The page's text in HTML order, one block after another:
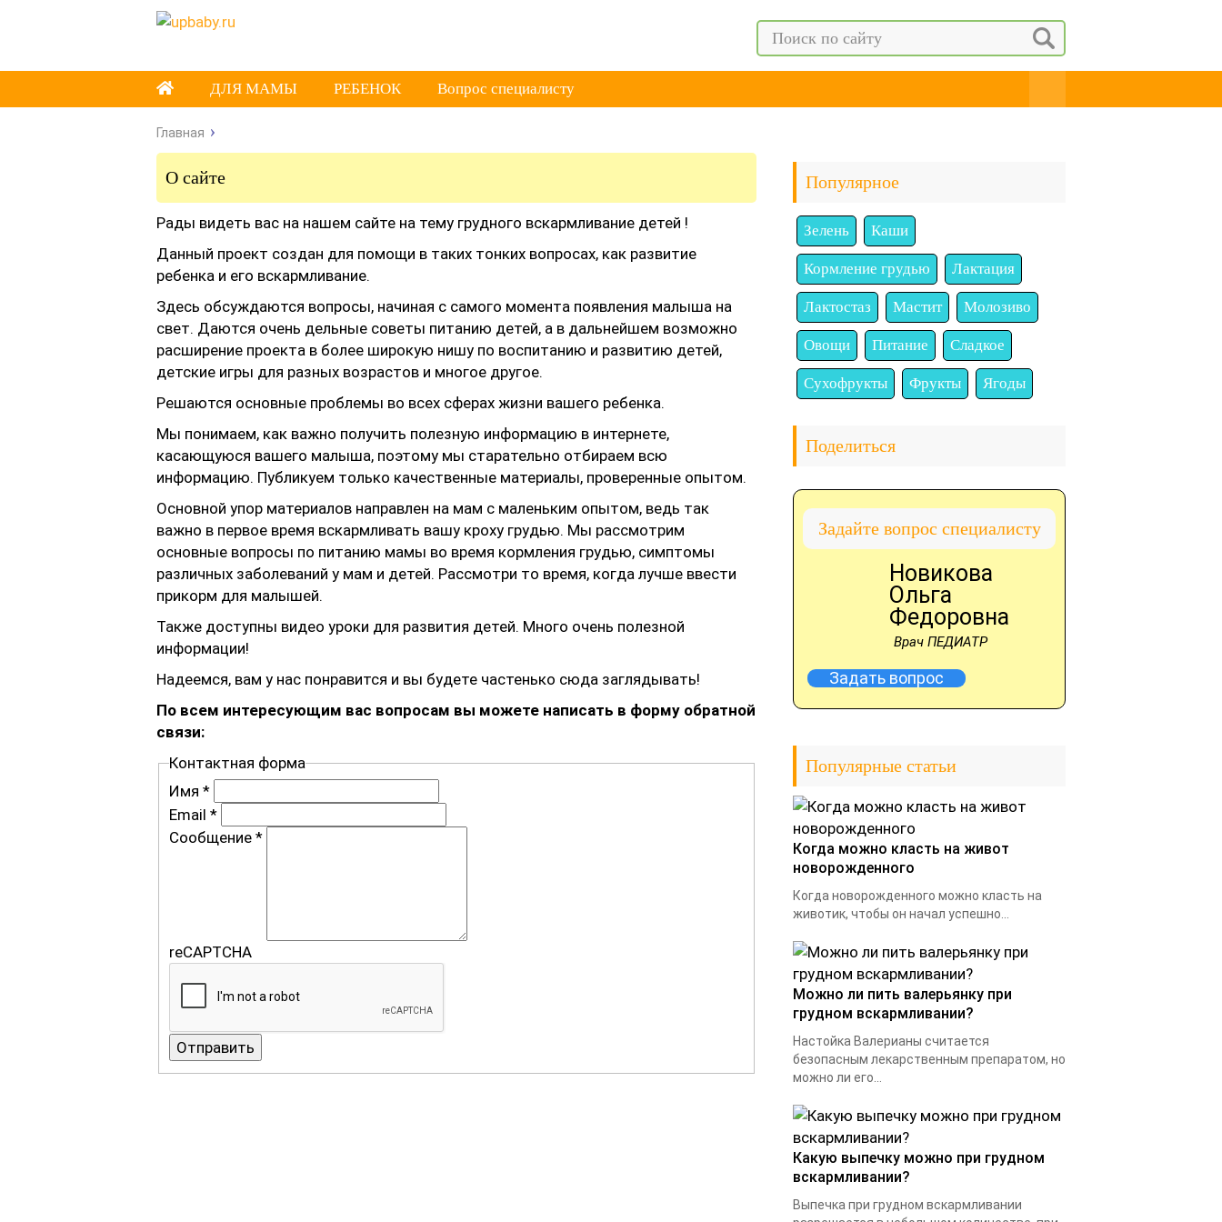
ДЛЯ МАМЫ РЕБЕНОК Вопрос специалисту
Главная
О сайте
Рады видеть вас на нашем сайте на тему грудного вскармливание детей !
Данный проект создан для помощи в таких тонких вопросах, как развитие
ребенка и его вскармливание.
Здесь обсуждаются вопросы, начиная с самого момента появления малыша на
свет. Даются очень дельные советы питанию детей, а в дальнейшем возможно
расширение проекта в более широкую нишу по воспитанию и развитию детей,
детские игры для разных возрастов и многое другое.
Решаются основные проблемы во всех сферах жизни вашего ребенка.
Мы понимаем, как важно получить полезную информацию в интернете,
касающуюся вашего малыша, поэтому мы старательно отбираем всю
информацию. Публикуем только качественные материалы, проверенные опытом.
Основной упор материалов направлен на мам с маленьким опытом, ведь так
важно в первое время вскармливать вашу кроху грудью. Мы рассмотрим
основные вопросы по питанию мамы во время кормления грудью, симптомы
различных заболеваний у мам и детей. Рассмотри то время, когда лучше ввести
прикорм для малышей.
Также доступны видео уроки для развития детей. Много очень полезной
информации!
Надеемся, вам у нас понравится и вы будете частенько сюда заглядывать!
По всем интересующим вас вопросам вы можете написать в форму обратной
связи:
Контактная форма
Имя *
Email *
Сообщение *
reCAPTCHA
Отправить
Популярное
Зелень Каши
Кормление грудью Лактация
Лактостаз Мастит Молозиво
Овощи Питание Сладкое
Сухофрукты Фрукты Ягоды
Поделиться
Задайте вопрос специалисту
Новикова
Ольга
Федоровна
Врач ПЕДИАТР
Задать вопрос
Популярные статьи
Когда можно класть на живот
новорожденного
Когда новорожденного можно класть на
животик, чтобы он начал успешно...
Можно ли пить валерьянку при
грудном вскармливании?
Настойка Валерианы считается
безопасным лекарственным препаратом, но
можно ли его...
Какую выпечку можно при грудном
вскармливании?
Выпечка при грудном вскармливании